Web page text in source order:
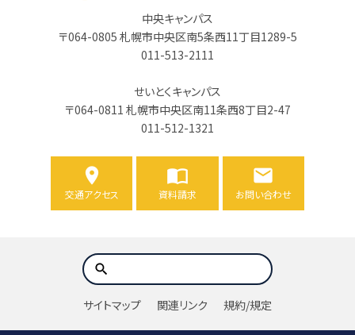
中央キャンパス
〒064-0805 札幌市中央区南5条西11丁目1289-5
011-513-2111
せいとくキャンパス
〒064-0811 札幌市中央区南11条西8丁目2-47
011-512-1321
交通アクセス 資料請求 お問い合わせ
サイトマップ 関連リンク 規約/規定